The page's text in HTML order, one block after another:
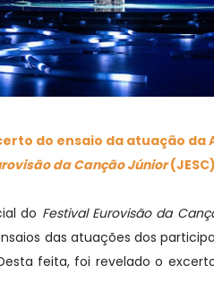
do ensaio da atuação da
da Canção Júnior
do Festival Eurovisão da
das atuações dos
feita, foi revelado o